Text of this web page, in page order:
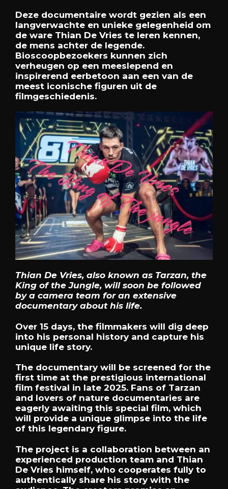
Deze documentaire wordt gezien als een
langverwachte en unieke gelegenheid om
de ware Thian De Vries te leren kennen,
de mens achter de legende.
Bioscoopbezoekers kunnen zich
verheugen op een meeslepend en
inspirerend eerbetoon aan een van de
meest iconische figuren uit de
filmgeschiedenis.
Thian De Vries, also known as Tarzan, the
King of the Jungle, will soon be followed
by a camera team for an extensive
documentary about his life.
Over 15 days, the filmmakers will dig deep
into his personal history and capture his
unique life story.
The documentary will be screened for the
first time at the prestigious international
film festival in late 2025. Fans of Tarzan
and lovers of nature documentaries are
eagerly awaiting this special film, which
will provide a unique glimpse into the life
of this legendary figure.
The project is a collaboration between an
experienced production team and Thian
De Vries himself, who cooperates fully to
authentically share his story with the